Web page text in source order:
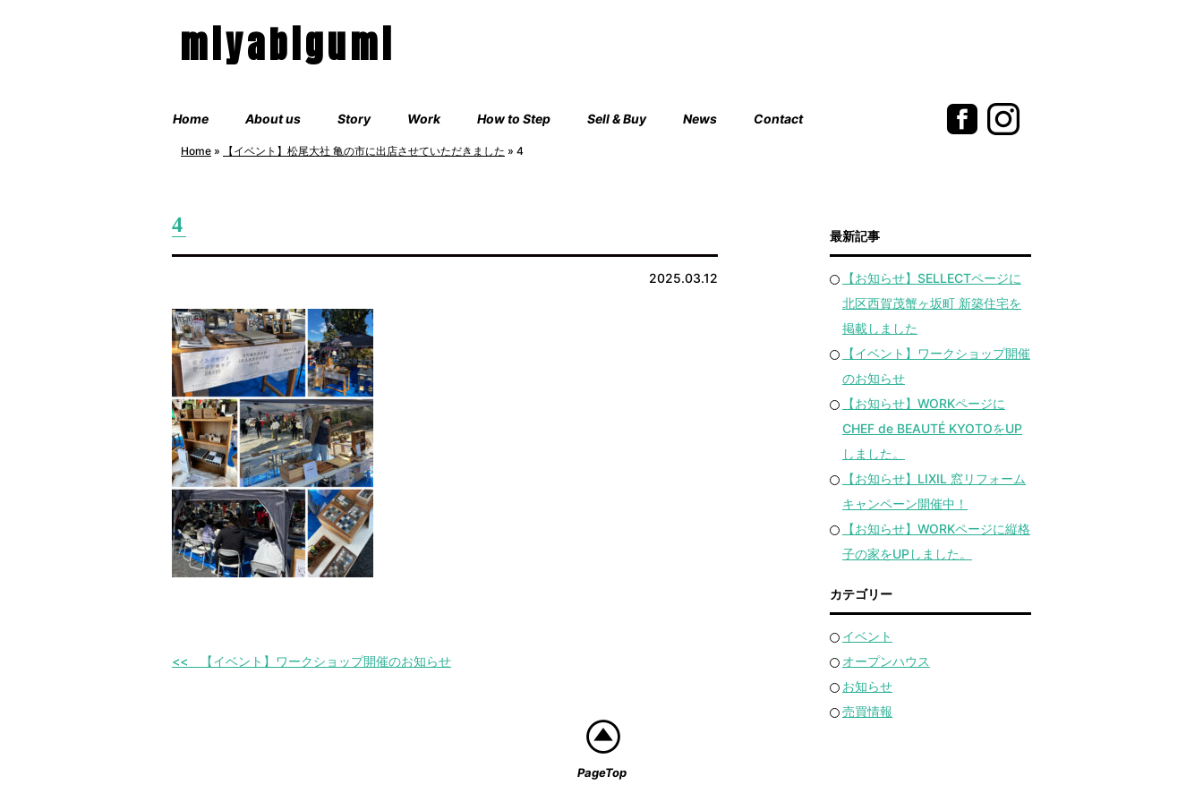
miyabigumi
Home About us Story Work How to Step Sell & Buy News Contact
Home » 【イベント】松尾大社 亀の市に出店させていただきました » 4
4
2025.03.12
【イベント】ワークショップ開催のお知らせ
最新記事
【お知らせ】SELLECTページに
北区西賀茂蟹ヶ坂町 新築住宅を
掲載しました
【イベント】ワークショップ開催
のお知らせ
【お知らせ】WORKページに
CHEF de BEAUTÉ KYOTOをUP
しました。
【お知らせ】LIXIL 窓リフォーム
キャンペーン開催中！
【お知らせ】WORKページに縦格
子の家をUPしました。
カテゴリー
イベント
オープンハウス
お知らせ
売買情報
PageTop